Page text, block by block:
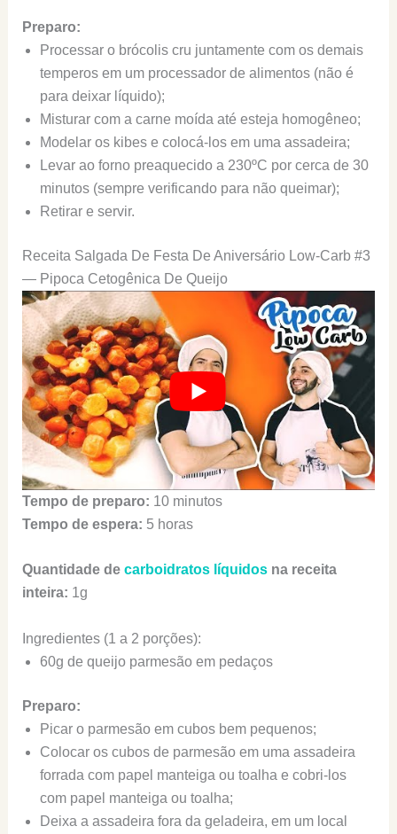
Preparo:
Processar o brócolis cru juntamente com os demais
temperos em um processador de alimentos (não é
para deixar líquido);
Misturar com a carne moída até esteja homogêneo;
Modelar os kibes e colocá-los em uma assadeira;
Levar ao forno preaquecido a 230ºC por cerca de 30
minutos (sempre verificando para não queimar);
Retirar e servir.
Receita Salgada De Festa De Aniversário Low-Carb #3
— Pipoca Cetogênica De Queijo
Tempo de preparo: 10 minutos
Tempo de espera: 5 horas
Quantidade de carboidratos líquidosna receita
inteira: 1g
Ingredientes (1 a 2 porções):
60g de queijo parmesão em pedaços
Preparo:
Picar o parmesão em cubos bem pequenos;
Colocar os cubos de parmesão em uma assadeira
forrada com papel manteiga ou toalha e cobri-los
com papel manteiga ou toalha;
Deixa a assadeira fora da geladeira, em um local